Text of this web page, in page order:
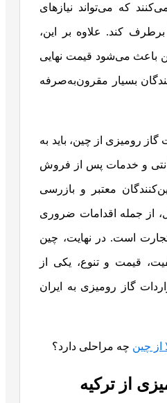
که می‌تواند نیازهای
برطرف کند. علاوه بر این،
باعث می‌شود قیمت نهایی
بسیار مقرون‌به‌صرفه
گاز رومیزی از چین، باید به
و خدمات پس از فروش
معتبر و بازرسی
از جمله اقدامات ضروری
است. در نهایت، چین
قیمت و تنوع، یکی از
گاز رومیزی به ایران
از چین چه مراحلی دارد؟
از ترکیه